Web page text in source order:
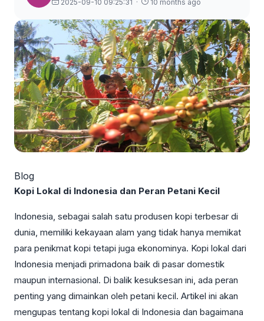
2025-09-10 09:25:31 · 10 months ago
Blog
Kopi Lokal di Indonesia dan Peran Petani Kecil
Indonesia, sebagai salah satu produsen kopi terbesar di
dunia, memiliki kekayaan alam yang tidak hanya memikat
para penikmat kopi tetapi juga ekonominya. Kopi lokal dari
Indonesia menjadi primadona baik di pasar domestik
maupun internasional. Di balik kesuksesan ini, ada peran
penting yang dimainkan oleh petani kecil. Artikel ini akan
mengupas tentang kopi lokal di Indonesia dan bagaimana